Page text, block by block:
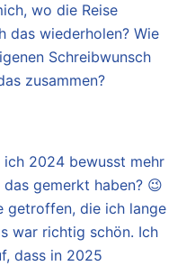
wo die Reise
das wiederholen? Wie
Schreibwunsch
zusammen?
ich 2024 bewusst mehr
gemerkt haben? 😉
getroffen, die ich lange
war richtig schön. Ich
dass in 2025